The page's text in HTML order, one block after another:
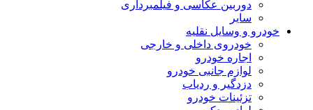
دوربین عکاسی و فیلمبرداری
سایر
خودرو و وسایل نقلیه
خودروی داخلی و خارجی
اجاره خودرو
لوازم جانبی خودرو
دزدگیر و ردیاب
تزئینات خودرو